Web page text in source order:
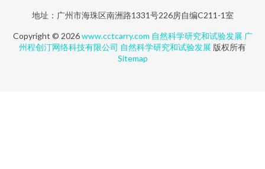
地址：广州市海珠区南洲路1331号226房自编C211-1室
Copyright © 2026www.cctcarry.com 自然科学研究和试验发展 广
州程创汀网络科技有限公司 自然科学研究和试验发展 版权所有
Sitemap